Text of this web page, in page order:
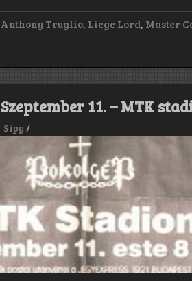
Anthony Truglio, Liege Lord, Master
11. – MTK
Sipy /